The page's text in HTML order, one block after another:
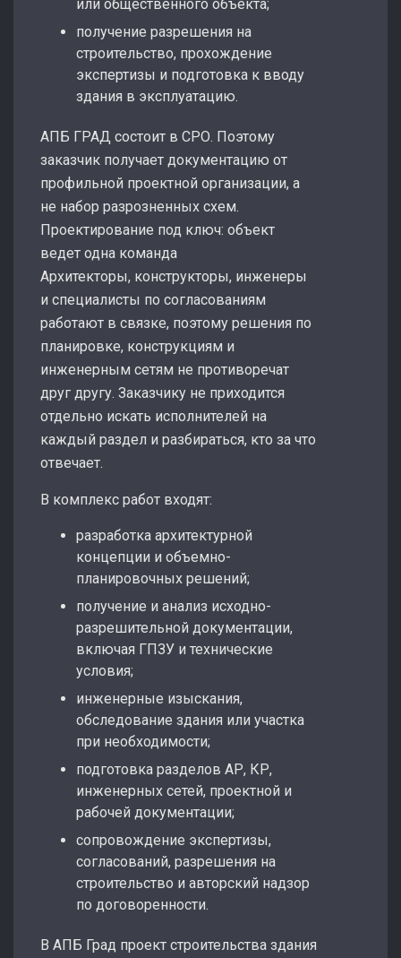
или общественного объекта;
получение разрешения на
строительство, прохождение
экспертизы и подготовка к вводу
здания в эксплуатацию.
АПБ ГРАД состоит в СРО. Поэтому
заказчик получает документацию от
профильной проектной организации, а
не набор разрозненных схем.
Проектирование под ключ: объект
ведет одна команда
Архитекторы, конструкторы, инженеры
и специалисты по согласованиям
работают в связке, поэтому решения по
планировке, конструкциям и
инженерным сетям не противоречат
друг другу. Заказчику не приходится
отдельно искать исполнителей на
каждый раздел и разбираться, кто за что
отвечает.
В комплекс работ входят:
разработка архитектурной
концепции и объемно-
планировочных решений;
получение и анализ исходно-
разрешительной документации,
включая ГПЗУ и технические
условия;
инженерные изыскания,
обследование здания или участка
при необходимости;
подготовка разделов АР, КР,
инженерных сетей, проектной и
рабочей документации;
сопровождение экспертизы,
согласований, разрешения на
строительство и авторский надзор
по договоренности.
В АПБ Град проект строительства здания